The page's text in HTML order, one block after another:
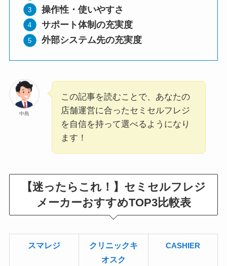
操作性・使いやすさ
サポート体制の充実度
外部システム先の充実度
中島
この記事を読むことで、あなたの
店舗運営に合ったセミセルフレジ
を自信を持って選べるようになり
ます！
【迷ったらこれ！】セミセルフレジ
メーカーおすすめTOP3比較表
スマレジ
クリニックキ
オスク
CASHIER